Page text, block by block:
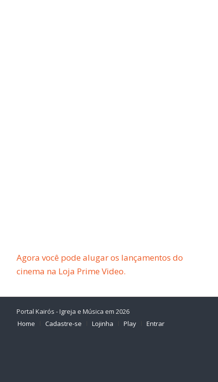
Agora você pode alugar os lançamentos do
cinema na Loja Prime Video.
Portal Kairós - Igreja e Música em 2026
Home
Cadastre-se Lojinha Play Entrar